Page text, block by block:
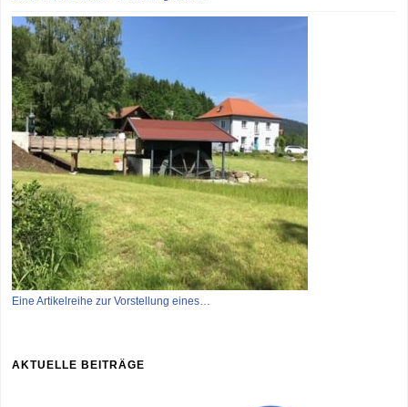
Eine Artikelreihe zur Vorstellung eines…
AKTUELLE BEITRÄGE